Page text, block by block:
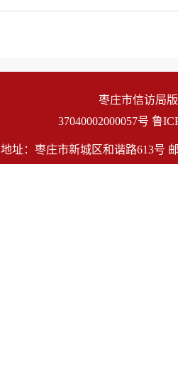
枣庄市信访局
                    37040002000057号
鲁
地址：枣庄市新城区和谐路613号